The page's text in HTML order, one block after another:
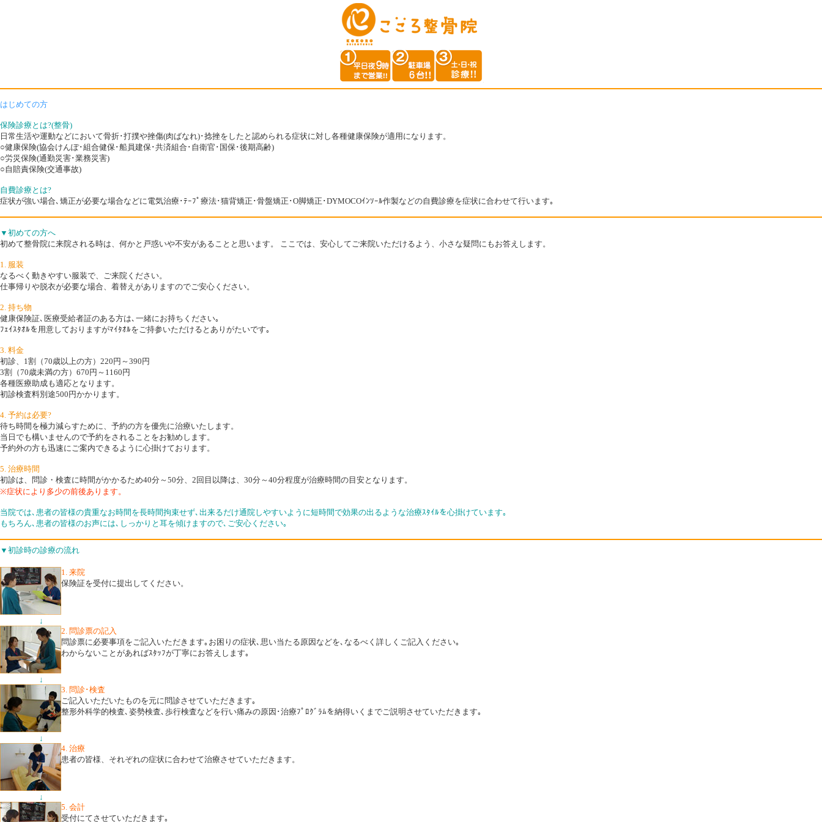
はじめての方
保険診療とは?(整骨)
日常生活や運動などにおいて骨折･打撲や挫傷(肉ばなれ)･捻挫をしたと認められる症状に対し各種健康保険が適用になります。
○健康保険(協会けんぽ･組合健保･船員建保･共済組合･自衛官･国保･後期高齢)
○労災保険(通勤災害･業務災害)
○自賠責保険(交通事故)
自費診療とは?
症状が強い場合､矯正が必要な場合などに電気治療･ﾃｰﾌﾟ療法･猫背矯正･骨盤矯正･O脚矯正･DYMOCOｲﾝｿｰﾙ作製などの自費診療を症状に合わせて行います｡
▼初めての方へ
初めて整骨院に来院される時は、何かと戸惑いや不安があることと思います。 ここでは、安心してご来院いただけるよう、小さな疑問にもお答えします。
1. 服装
なるべく動きやすい服装で、ご来院ください。
仕事帰りや脱衣が必要な場合、着替えがありますのでご安心ください。
2. 持ち物
健康保険証､医療受給者証のある方は､一緒にお持ちください｡
ﾌｪｲｽﾀｵﾙを用意しておりますがﾏｲﾀｵﾙをご持参いただけるとありがたいです｡
3. 料金
初診、1割（70歳以上の方）220円～390円
3割（70歳未満の方）670円～1160円
各種医療助成も適応となります。
初診検査料別途500円かかります。
4. 予約は必要?
待ち時間を極力減らすために、予約の方を優先に治療いたします。
当日でも構いませんので予約をされることをお勧めします。
予約外の方も迅速にご案内できるように心掛けております。
5. 治療時間
初診は、問診・検査に時間がかかるため40分～50分、2回目以降は、30分～40分程度が治療時間の目安となります。
※症状により多少の前後あります。
当院では､患者の皆様の貴重なお時間を長時間拘束せず､出来るだけ通院しやすいように短時間で効果の出るような治療ｽﾀｲﾙを心掛けています｡
もちろん､患者の皆様のお声には､しっかりと耳を傾けますので､ご安心ください｡
▼初診時の診療の流れ
1. 来院
保険証を受付に提出してください。
↓
2. 問診票の記入
問診票に必要事項をご記入いただきます｡お困りの症状､思い当たる原因などを､なるべく詳しくご記入ください｡
わからないことがあればｽﾀｯﾌが丁寧にお答えします｡
↓
3. 問診･検査
ご記入いただいたものを元に問診させていただきます｡
整形外科学的検査､姿勢検査､歩行検査などを行い痛みの原因･治療ﾌﾟﾛｸﾞﾗﾑを納得いくまでご説明させていただきます｡
↓
4. 治療
患者の皆様、それぞれの症状に合わせて治療させていただきます。
↓
5. 会計
受付にてさせていただきます｡